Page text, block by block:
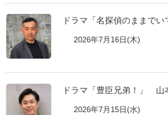
ドラマ「名探偵のままで
2026年7月16日(木)
ドラマ「豊臣兄弟！」
2026年7月15日(水)